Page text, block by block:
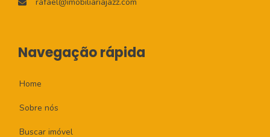
Navegação rápida
Home
Sobre nós
Buscar imóvel